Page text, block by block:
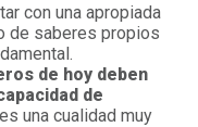
con una apropiada
de saberes propios
de hoy deben
de
una cualidad muy